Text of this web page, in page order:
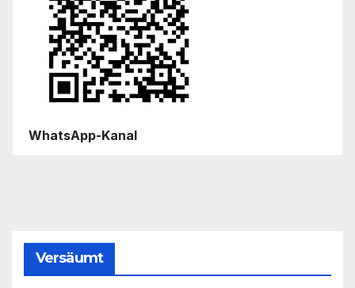
WhatsApp-Kanal
Versäumt